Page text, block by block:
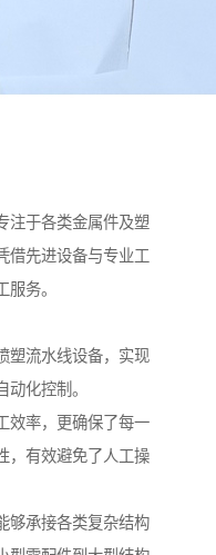
注于各类金属件及塑
借先进设备与专业工
务。
塑流水线设备，实现
动化控制。
效率，更确保了每一
，有效避免了人工操
够承接各类复杂结构